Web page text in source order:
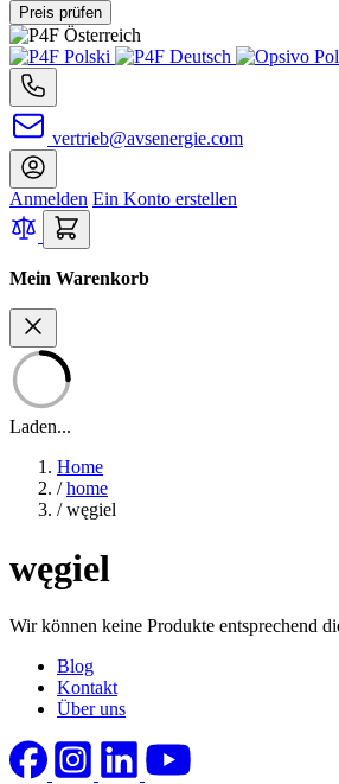
Preis prüfen
vertrieb@avsenergie.com
Anmelden Ein Konto erstellen
Mein Warenkorb
Laden...
Home
/ home
/ węgiel
węgiel
Wir können keine Produkte entsprechend
Blog
Kontakt
Über uns